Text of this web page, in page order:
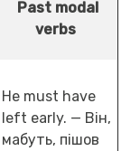
Past modal
verbs
He must have
left early. — Він,
мабуть, пішов